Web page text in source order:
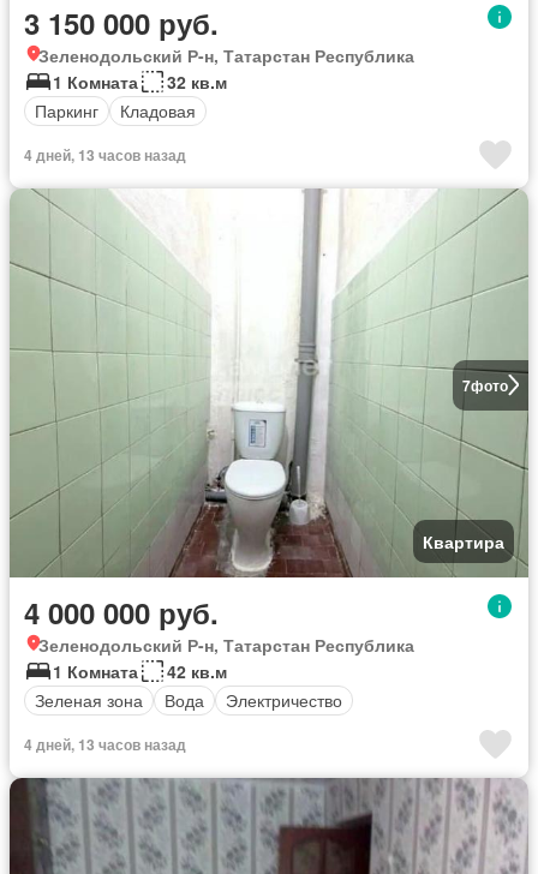
3 150 000 руб.
Зеленодольский Р-н, Татарстан Республика
1 Комната
32 кв.м
Паркинг
Кладовая
4 дней, 13 часов назад
7фото
Квартира
4 000 000 руб.
Зеленодольский Р-н, Татарстан Республика
1 Комната
42 кв.м
Зеленая зона
Вода Электричество
4 дней, 13 часов назад